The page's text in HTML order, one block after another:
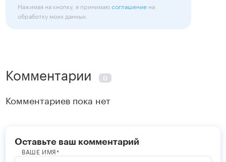
Нажимая на кнопку, я принимаюсоглашение на
обработку моих данных.
Комментарии 0
Комментариев пока нет
Оставьте ваш комментарий
ВАШЕ ИМЯ